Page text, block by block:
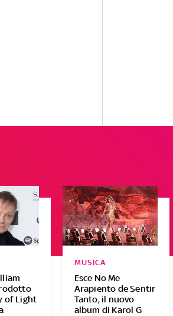
of Light
Esce No Me
Arapiento de Sentir
Tanto, il nuovo
album di Karol G
MUSICA